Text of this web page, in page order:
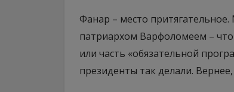
Фанар – место
патриархом Варфоломеем –
или часть «обязательной
президенты так делали.